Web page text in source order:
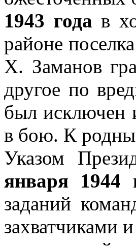
1943 года в
районе
Х. Заманов
другое по
был исключен
в бою. К
Указом
января 1944
заданий
захватчиками